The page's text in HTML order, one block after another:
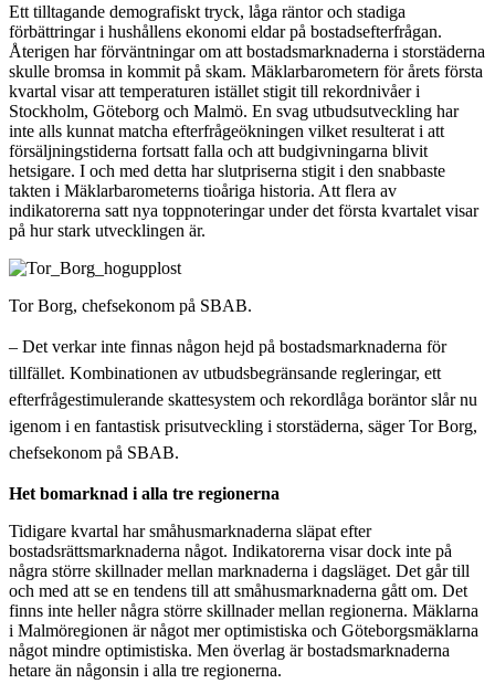
Ett tilltagande demografiskt tryck, låga räntor och stadiga
förbättringar i hushållens ekonomi eldar på bostadsefterfrågan.
Återigen har förväntningar om att bostadsmarknaderna i storstäderna
skulle bromsa in kommit på skam. Mäklarbarometern för årets första
kvartal visar att temperaturen istället stigit till rekordnivåer i
Stockholm, Göteborg och Malmö. En svag utbudsutveckling har
inte alls kunnat matcha efterfrågeökningen vilket resulterat i att
försäljningstiderna fortsatt falla och att budgivningarna blivit
hetsigare. I och med detta har slutpriserna stigit i den snabbaste
takten i Mäklarbarometerns tioåriga historia. Att flera av
indikatorerna satt nya toppnoteringar under det första kvartalet visar
på hur stark utvecklingen är.
Tor Borg, chefsekonom på SBAB.
– Det verkar inte finnas någon hejd på bostadsmarknaderna för
tillfället. Kombinationen av utbudsbegränsande regleringar, ett
efterfrågestimulerande skattesystem och rekordlåga boräntor slår nu
igenom i en fantastisk prisutveckling i storstäderna, säger Tor Borg,
chefsekonom på SBAB.
Het bomarknad i alla tre regionerna
Tidigare kvartal har småhusmarknaderna släpat efter
bostadsrättsmarknaderna något. Indikatorerna visar dock inte på
några större skillnader mellan marknaderna i dagsläget. Det går till
och med att se en tendens till att småhusmarknaderna gått om. Det
finns inte heller några större skillnader mellan regionerna. Mäklarna
i Malmöregionen är något mer optimistiska och Göteborgsmäklarna
något mindre optimistiska. Men överlag är bostadsmarknaderna
hetare än någonsin i alla tre regionerna.